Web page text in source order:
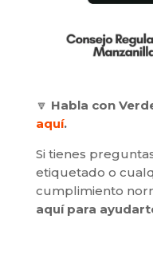
🔽 Habla con
aquí.
Si tienes
etiquetado o
cumplimiento
aquí para